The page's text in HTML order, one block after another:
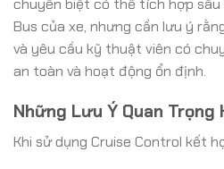
chuyên biệt có thể tích hợp sâu
Bus của xe, nhưng cần lưu ý
và yêu cầu kỹ thuật viên có
an toàn và hoạt động ổn định.
Những Lưu Ý Quan Trọng
Khi sử dụng Cruise Control kết